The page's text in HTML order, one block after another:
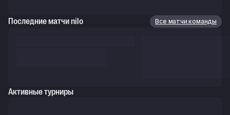
Последние матчи nilo Все матчи команды
Активные турниры